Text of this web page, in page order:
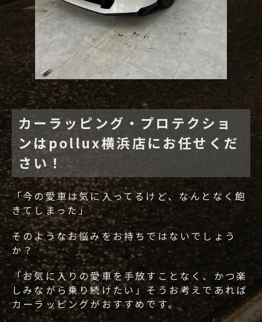
カーラッピング・プロテクショ
ンはpollux横浜店にお任せくだ
さい！
「今の愛車は気に入ってるけど、なんとなく飽
きてしまった」
そのようなお悩みをお持ちではないでしょう
か？
「お気に入りの愛車を手放すことなく、かつ楽
しみながら乗り続けたい」そうお考えであれば
カーラッピングがおすすめです。